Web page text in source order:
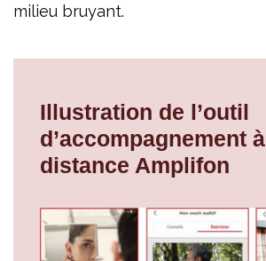
milieu bruyant.
Illustration de l’outil
d’accompagnement à
distance Amplifon